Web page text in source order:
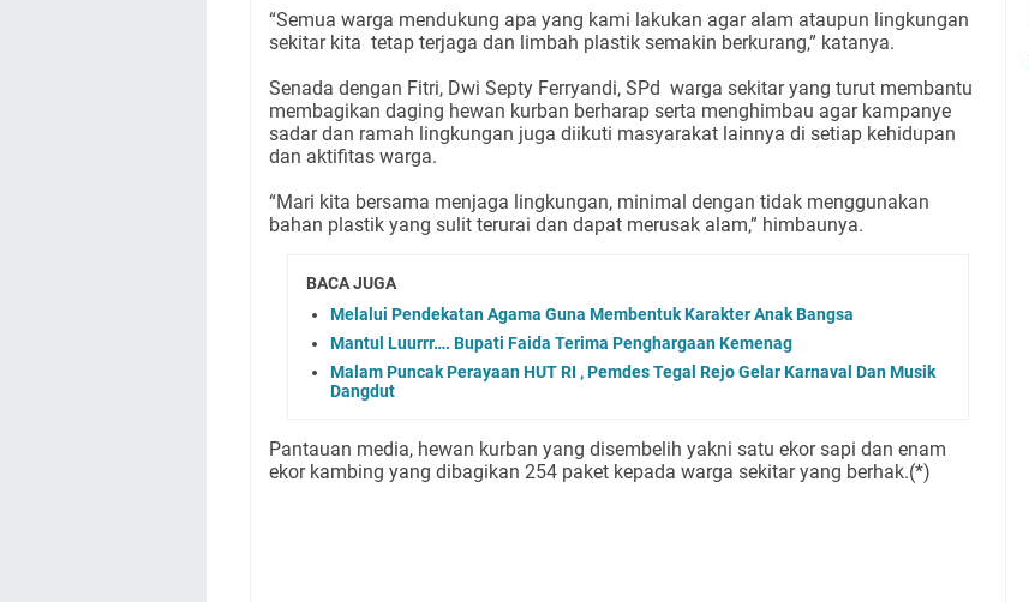
“Semua warga mendukung apa yang kami lakukan agar alam ataupun lingkungan
sekitar kita tetap terjaga dan limbah plastik semakin berkurang,” katanya.
Senada dengan Fitri, Dwi Septy Ferryandi, SPd warga sekitar yang turut membantu
membagikan daging hewan kurban berharap serta menghimbau agar kampanye
sadar dan ramah lingkungan juga diikuti masyarakat lainnya di setiap kehidupan
dan aktifitas warga.
“Mari kita bersama menjaga lingkungan, minimal dengan tidak menggunakan
bahan plastik yang sulit terurai dan dapat merusak alam,” himbaunya.
BACA JUGA
Melalui Pendekatan Agama Guna Membentuk Karakter Anak Bangsa
Mantul Luurrr…. Bupati Faida Terima Penghargaan Kemenag
Malam Puncak Perayaan HUT RI , Pemdes Tegal Rejo Gelar Karnaval Dan Musik
Dangdut
Pantauan media, hewan kurban yang disembelih yakni satu ekor sapi dan enam
ekor kambing yang dibagikan 254 paket kepada warga sekitar yang berhak.(*)